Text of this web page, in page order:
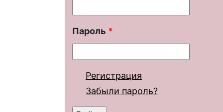
Пароль *
Регистрация
Забыли пароль?